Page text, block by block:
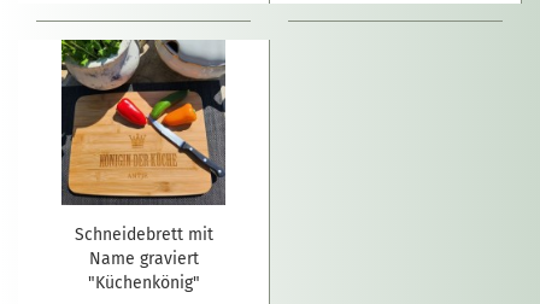
Schneidebrett mit
Name graviert
"Küchenkönig"